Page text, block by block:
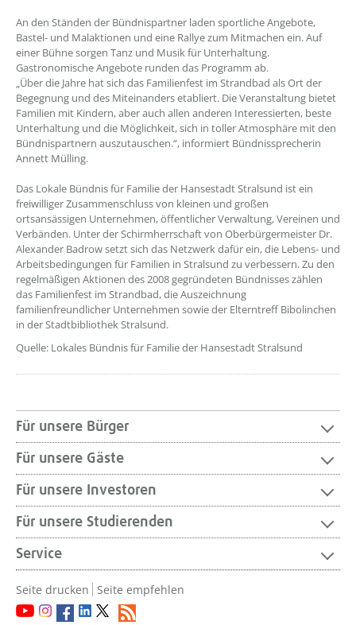
An den Ständen der Bündnispartner laden sportliche Angebote,
Bastel- und Malaktionen und eine Rallye zum Mitmachen ein. Auf
einer Bühne sorgen Tanz und Musik für Unterhaltung.
Gastronomische Angebote runden das Programm ab.
„Über die Jahre hat sich das Familienfest im Strandbad als Ort der
Begegnung und des Miteinanders etabliert. Die Veranstaltung bietet
Familien mit Kindern, aber auch allen anderen Interessierten, beste
Unterhaltung und die Möglichkeit, sich in toller Atmosphäre mit den
Bündnispartnern auszutauschen.“, informiert Bündnissprecherin
Annett Mülling.
Das Lokale Bündnis für Familie der Hansestadt Stralsund ist ein
freiwilliger Zusammenschluss von kleinen und großen
ortsansässigen Unternehmen, öffentlicher Verwaltung, Vereinen und
Verbänden. Unter der Schirmherrschaft von Oberbürgermeister Dr.
Alexander Badrow setzt sich das Netzwerk dafür ein, die Lebens- und
Arbeitsbedingungen für Familien in Stralsund zu verbessern. Zu den
regelmäßigen Aktionen des 2008 gegründeten Bündnisses zählen
das Familienfest im Strandbad, die Auszeichnung
familienfreundlicher Unternehmen sowie der Elterntreff Bibolinchen
in der Stadtbibliothek Stralsund.
Quelle: Lokales Bündnis für Familie der Hansestadt Stralsund
Für unsere Bürger
Für unsere Gäste
Für unsere Investoren
Für unsere Studierenden
Service
Seite drucken Seite empfehlen